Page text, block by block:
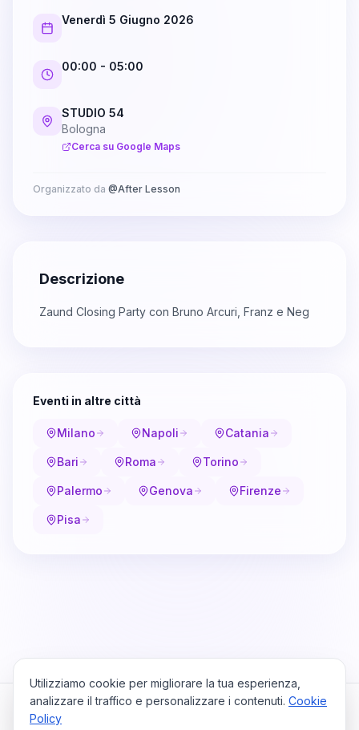
Venerdì 5 Giugno 2026
00:00 - 05:00
STUDIO 54
Bologna
Cerca su Google Maps
Organizzato da @After Lesson
Descrizione
Zaund Closing Party con Bruno Arcuri, Franz e Neg
Eventi in altre città
Milano Napoli Catania
Bari Roma Torino
Palermo Genova Firenze
Pisa
Utilizziamo cookie per migliorare la tua esperienza,
analizzare il traffico e personalizzare i contenuti. Cookie
Policy